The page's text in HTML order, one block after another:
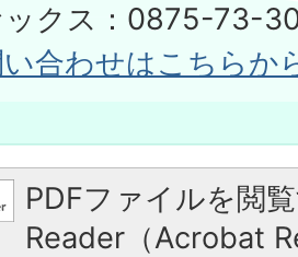
ックス：0875-73-
合わせはこちらか
PDFファイルを閲
Reader（Acrobat